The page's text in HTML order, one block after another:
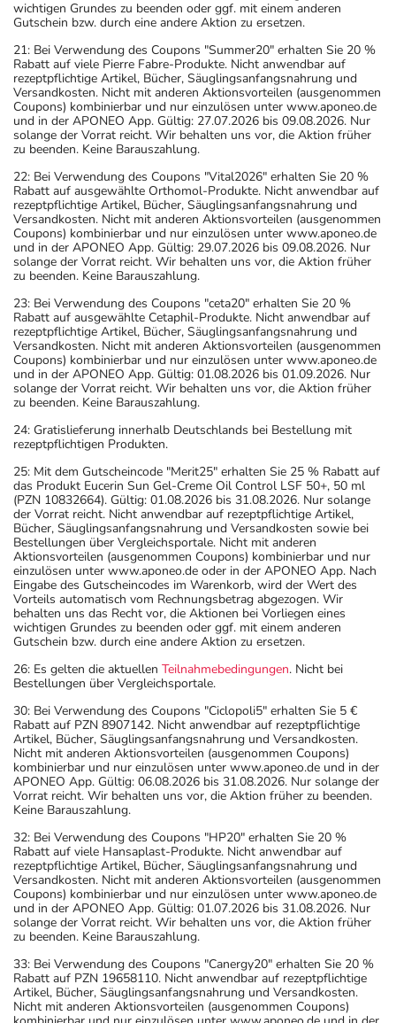
wichtigen Grundes zu beenden oder ggf. mit einem anderen
Gutschein bzw. durch eine andere Aktion zu ersetzen.
21: Bei Verwendung des Coupons "Summer20" erhalten Sie 20 %
Rabatt auf viele Pierre Fabre-Produkte. Nicht anwendbar auf
rezeptpflichtige Artikel, Bücher, Säuglingsanfangsnahrung und
Versandkosten. Nicht mit anderen Aktionsvorteilen (ausgenommen
Coupons) kombinierbar und nur einzulösen unter www.aponeo.de
und in der APONEO App. Gültig: 27.07.2026 bis 09.08.2026. Nur
solange der Vorrat reicht. Wir behalten uns vor, die Aktion früher
zu beenden. Keine Barauszahlung.
22: Bei Verwendung des Coupons "Vital2026" erhalten Sie 20 %
Rabatt auf ausgewählte Orthomol-Produkte. Nicht anwendbar auf
rezeptpflichtige Artikel, Bücher, Säuglingsanfangsnahrung und
Versandkosten. Nicht mit anderen Aktionsvorteilen (ausgenommen
Coupons) kombinierbar und nur einzulösen unter www.aponeo.de
und in der APONEO App. Gültig: 29.07.2026 bis 09.08.2026. Nur
solange der Vorrat reicht. Wir behalten uns vor, die Aktion früher
zu beenden. Keine Barauszahlung.
23: Bei Verwendung des Coupons "ceta20" erhalten Sie 20 %
Rabatt auf ausgewählte Cetaphil-Produkte. Nicht anwendbar auf
rezeptpflichtige Artikel, Bücher, Säuglingsanfangsnahrung und
Versandkosten. Nicht mit anderen Aktionsvorteilen (ausgenommen
Coupons) kombinierbar und nur einzulösen unter www.aponeo.de
und in der APONEO App. Gültig: 01.08.2026 bis 01.09.2026. Nur
solange der Vorrat reicht. Wir behalten uns vor, die Aktion früher
zu beenden. Keine Barauszahlung.
24: Gratislieferung innerhalb Deutschlands bei Bestellung mit
rezeptpflichtigen Produkten.
25: Mit dem Gutscheincode "Merit25" erhalten Sie 25 % Rabatt auf
das Produkt Eucerin Sun Gel-Creme Oil Control LSF 50+, 50 ml
(PZN 10832664). Gültig: 01.08.2026 bis 31.08.2026. Nur solange
der Vorrat reicht. Nicht anwendbar auf rezeptpflichtige Artikel,
Bücher, Säuglingsanfangsnahrung und Versandkosten sowie bei
Bestellungen über Vergleichsportale. Nicht mit anderen
Aktionsvorteilen (ausgenommen Coupons) kombinierbar und nur
einzulösen unter www.aponeo.de oder in der APONEO App. Nach
Eingabe des Gutscheincodes im Warenkorb, wird der Wert des
Vorteils automatisch vom Rechnungsbetrag abgezogen. Wir
behalten uns das Recht vor, die Aktionen bei Vorliegen eines
wichtigen Grundes zu beenden oder ggf. mit einem anderen
Gutschein bzw. durch eine andere Aktion zu ersetzen.
26: Es gelten die aktuellen Teilnahmebedingungen. Nicht bei
Bestellungen über Vergleichsportale.
30: Bei Verwendung des Coupons "Ciclopoli5" erhalten Sie 5 €
Rabatt auf PZN 8907142. Nicht anwendbar auf rezeptpflichtige
Artikel, Bücher, Säuglingsanfangsnahrung und Versandkosten.
Nicht mit anderen Aktionsvorteilen (ausgenommen Coupons)
kombinierbar und nur einzulösen unter www.aponeo.de und in der
APONEO App. Gültig: 06.08.2026 bis 31.08.2026. Nur solange der
Vorrat reicht. Wir behalten uns vor, die Aktion früher zu beenden.
Keine Barauszahlung.
32: Bei Verwendung des Coupons "HP20" erhalten Sie 20 %
Rabatt auf viele Hansaplast-Produkte. Nicht anwendbar auf
rezeptpflichtige Artikel, Bücher, Säuglingsanfangsnahrung und
Versandkosten. Nicht mit anderen Aktionsvorteilen (ausgenommen
Coupons) kombinierbar und nur einzulösen unter www.aponeo.de
und in der APONEO App. Gültig: 01.07.2026 bis 31.08.2026. Nur
solange der Vorrat reicht. Wir behalten uns vor, die Aktion früher
zu beenden. Keine Barauszahlung.
33: Bei Verwendung des Coupons "Canergy20" erhalten Sie 20 %
Rabatt auf PZN 19658110. Nicht anwendbar auf rezeptpflichtige
Artikel, Bücher, Säuglingsanfangsnahrung und Versandkosten.
Nicht mit anderen Aktionsvorteilen (ausgenommen Coupons)